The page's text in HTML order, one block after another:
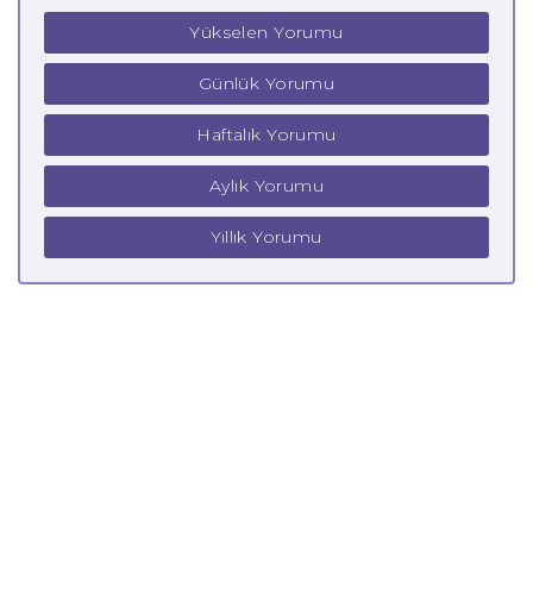
Yükselen Yorumu
Günlük Yorumu
Haftalık Yorumu
Aylık Yorumu
Yıllık Yorumu